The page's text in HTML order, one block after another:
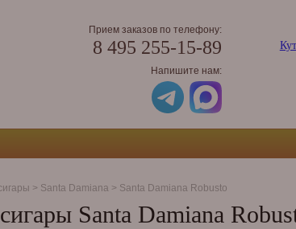
Прием заказов по телефону:
8 495 255-15-89
Напишите нам:
> Santa Damiana > Santa Damiana Robusto
Santa Damiana